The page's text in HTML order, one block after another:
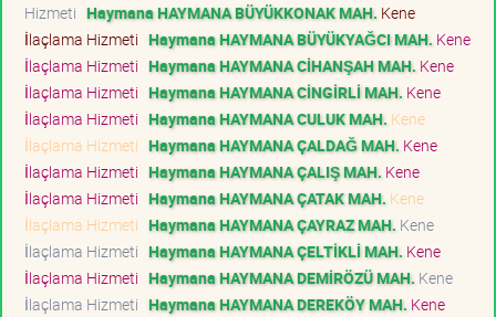
Hizmeti Haymana HAYMANA BÜYÜKKONAK MAH. Kene
İlaçlama Hizmeti Haymana HAYMANA BÜYÜKYAĞCI MAH. Kene
İlaçlama Hizmeti Haymana HAYMANA CİHANŞAH MAH. Kene
İlaçlama Hizmeti Haymana HAYMANA CİNGİRLİ MAH. Kene
İlaçlama Hizmeti Haymana HAYMANA CULUK MAH. Kene
İlaçlama Hizmeti Haymana HAYMANA ÇALDAĞ MAH. Kene
İlaçlama Hizmeti Haymana HAYMANA ÇALIŞ MAH. Kene
İlaçlama Hizmeti Haymana HAYMANA ÇATAK MAH. Kene
İlaçlama Hizmeti Haymana HAYMANA ÇAYRAZ MAH. Kene
İlaçlama Hizmeti Haymana HAYMANA ÇELTİKLİ MAH. Kene
İlaçlama Hizmeti Haymana HAYMANA DEMİRÖZÜ MAH. Kene
İlaçlama Hizmeti Haymana HAYMANA DEREKÖY MAH. Kene